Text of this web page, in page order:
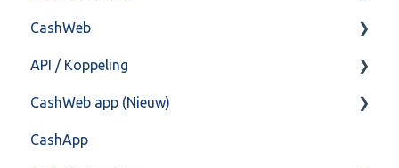
Import/Export
Postbus
Training & Consultancy
Overig
Boekhoud
Fiscaal
Overig
CashWeb
CashHero Layout
Mailen vanuit CASHWeb
Algemeen gebruik
API / Koppeling
Algemeen
Api 3.0 (SOAP API)
CashWeb app (Nieuw)
Veel gestelde vragen
CashApp